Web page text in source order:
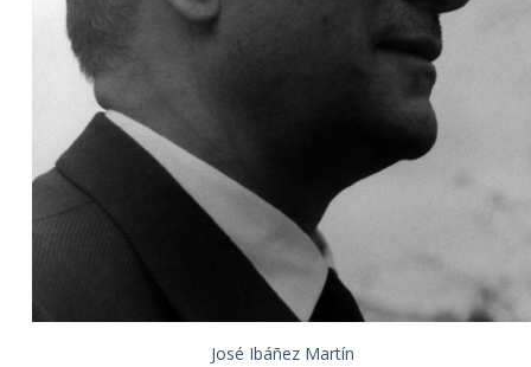
José Ibáñez Martín